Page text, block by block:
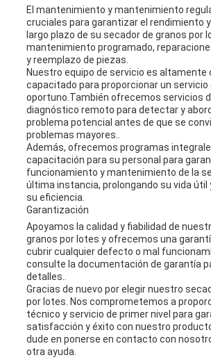
El mantenimiento y mantenimiento
cruciales para garantizar el rendimiento
largo plazo de su secador de granos por
mantenimiento programado,
y reemplazo de piezas.
Nuestro equipo de servicio es altamente
capacitado para proporcionar un
oportuno.También ofrecemos servicios
diagnóstico remoto para detectar y
problema potencial antes de que se
problemas mayores..
Además, ofrecemos programas
capacitación para su personal para
funcionamiento y mantenimiento de la
última instancia, prolongando su vida útil
su eficiencia.
Garantización
Apoyamos la calidad y fiabilidad de
granos por lotes y ofrecemos una
cubrir cualquier defecto o mal
consulte la documentación de garantía
detalles..
Gracias de nuevo por elegir nuestro
por lotes. Nos comprometemos a
técnico y servicio de primer nivel para
satisfacción y éxito con nuestro
dude en ponerse en contacto con
otra ayuda.